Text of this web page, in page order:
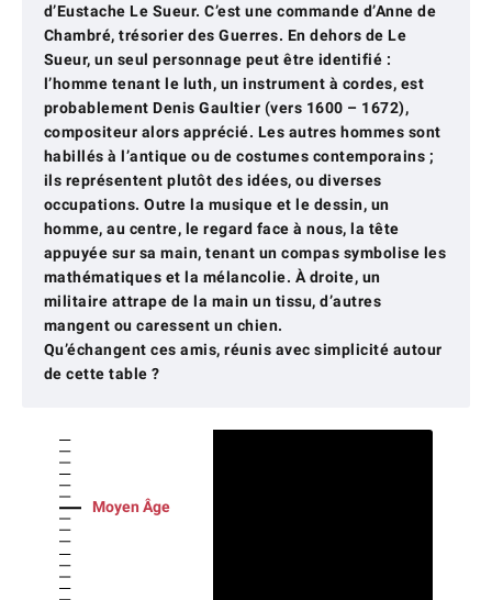
d’Eustache Le Sueur. C’est une commande d’Anne de
Chambré, trésorier des Guerres. En dehors de Le
Sueur, un seul personnage peut être identifié :
l’homme tenant le luth, un instrument à cordes, est
probablement Denis Gaultier (vers 1600 – 1672),
compositeur alors apprécié. Les autres hommes sont
habillés à l’antique ou de costumes contemporains ;
ils représentent plutôt des idées, ou diverses
occupations. Outre la musique et le dessin, un
homme, au centre, le regard face à nous, la tête
appuyée sur sa main, tenant un compas symbolise les
mathématiques et la mélancolie. À droite, un
militaire attrape de la main un tissu, d’autres
mangent ou caressent un chien.
Qu’échangent ces amis, réunis avec simplicité autour
de cette table ?
Moyen Âge